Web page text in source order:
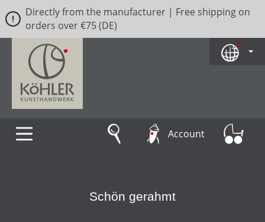
Skip to main content
Directly from the manufacturer | Free shipping on
orders over €75 (DE)
Account
Schön gerahmt